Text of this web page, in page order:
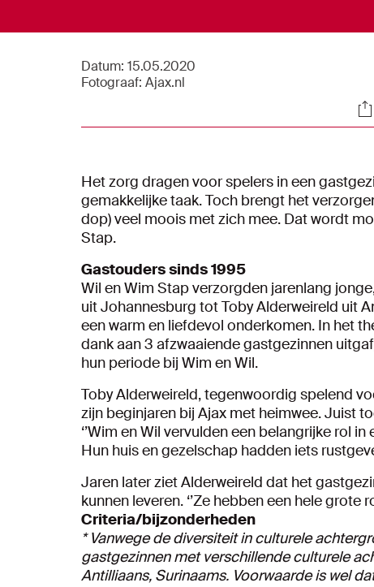
Datum: 15.05.2020
Fotograaf: Ajax.nl
Het zorg dragen voor spelers in een
gemakkelijke taak. Toch brengt het
dop) veel moois met zich mee. Dat wordt
Stap.
Gastouders sinds 1995
Wil en Wim Stap verzorgden jarenlang
uit Johannesburg tot Toby Alderweireld uit
een warm en liefdevol onderkomen. In het
dank aan 3 afzwaaiende gastgezinnen
hun periode bij Wim en Wil.
Toby Alderweireld, tegenwoordig spelend
zijn beginjaren bij Ajax met heimwee. Juist
‘’Wim en Wil vervulden een belangrijke rol
Hun huis en gezelschap hadden iets
Jaren later ziet Alderweireld dat het
kunnen leveren. ‘’Ze hebben een hele grote
Criteria/bijzonderheden
* Vanwege de diversiteit in culturele
gastgezinnen met verschillende culturele
Antilliaans, Surinaams. Voorwaarde is wel